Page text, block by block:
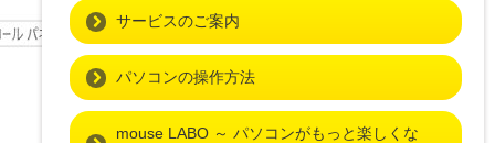
サービスのご案内
パソコンの操作方法
mouse LABO ～ パソコンがもっと楽しくな